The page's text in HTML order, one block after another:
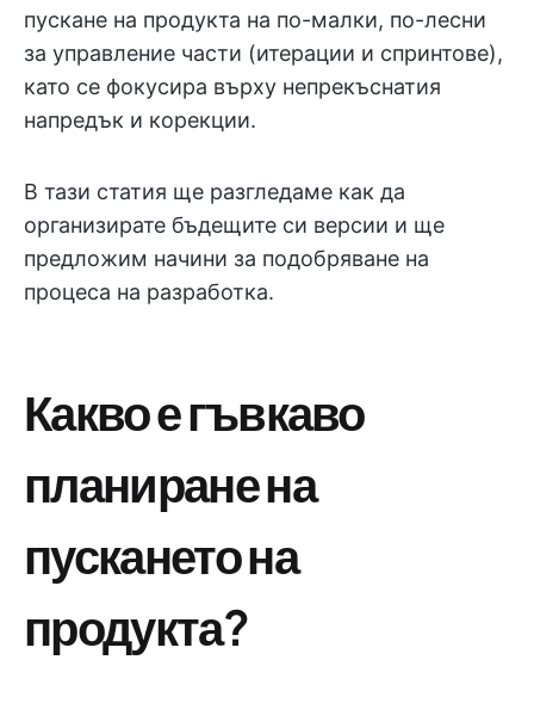
пускане на продукта на по-малки, по-лесни
за управление части (итерации и спринтове),
като се фокусира върху непрекъснатия
напредък и корекции.
В тази статия ще разгледаме как да
организирате бъдещите си версии и ще
предложим начини за подобряване на
процеса на разработка.
Какво е гъвкаво
планиране на
пускането на
продукта?